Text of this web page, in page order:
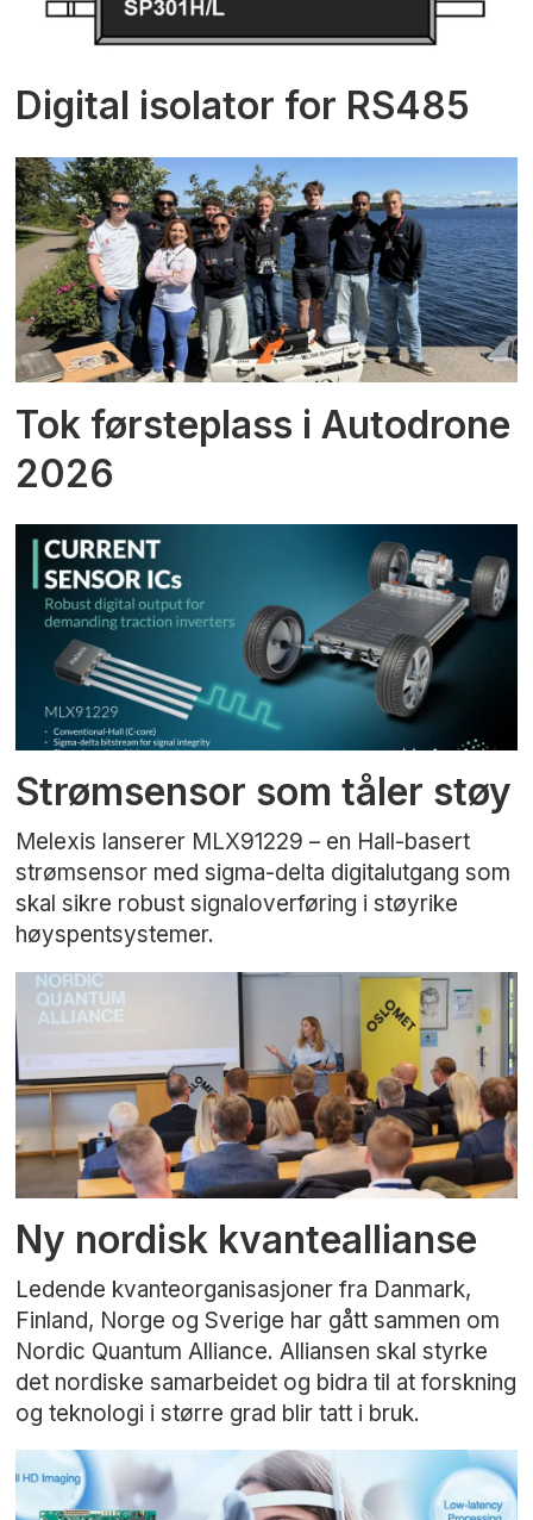
Digital isolator for RS485
Tok førsteplass i Autodrone
2026
Strømsensor som tåler støy
Melexis lanserer MLX91229 – en Hall-basert
strømsensor med sigma-delta digitalutgang som
skal sikre robust signaloverføring i støyrike
høyspentsystemer.
Ny nordisk kvanteallianse
Ledende kvanteorganisasjoner fra Danmark,
Finland, Norge og Sverige har gått sammen om
Nordic Quantum Alliance. Alliansen skal styrke
det nordiske samarbeidet og bidra til at forskning
og teknologi i større grad blir tatt i bruk.